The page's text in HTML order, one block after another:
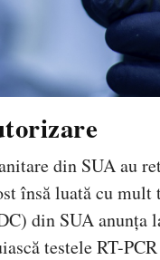
din SUA au
însă luată cu
din SUA anunța
testele RT-